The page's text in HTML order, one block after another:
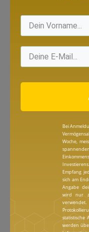
Bei
Woche,
Empfang
sich am
Angabe
wird nur
statistische
werden